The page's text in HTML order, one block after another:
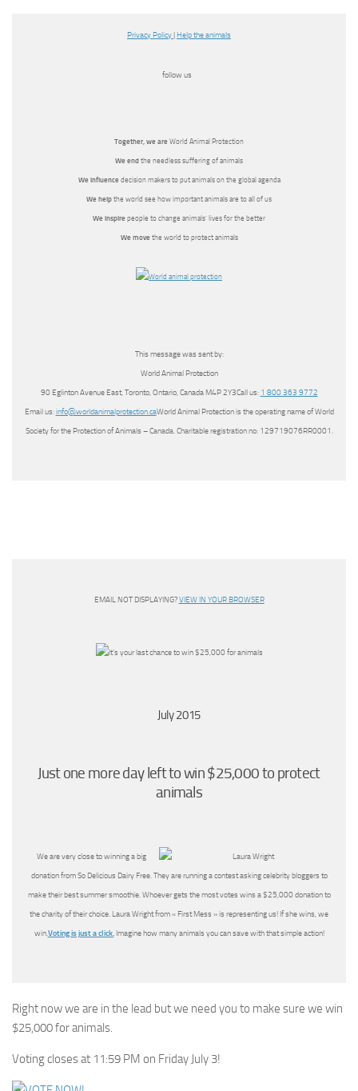
Privacy Policy|Help the animals
follow us
Together, we are World Animal Protection
We end the needless suffering of animals
We influence decision makers to put animals on the global agenda
We help the world see how important animals are to all of us
We inspire people to change animals’ lives for the better
We move the world to protect animals
This message was sent by:
World Animal Protection
90 Eglinton Avenue East, Toronto, Ontario, Canada M4P 2Y3Call us: 1 800 363 9772
Email us:info@worldanimalprotection.caWorld Animal Protection is the operating name of World
Society for the Protection of Animals – Canada. Charitable registration no: 129719076RR0001.
EMAIL NOT DISPLAYING?VIEW IN YOUR BROWSER
July 2015
Just one more day left to win $25,000 to protect
animals
We are very close to winning a big
donation from So Delicious Dairy Free. They are running a contest asking celebrity bloggers to
make their best summer smoothie. Whoever gets the most votes wins a $25,000 donation to
the charity of their choice. Laura Wright from « First Mess » is representing us! If she wins, we
win.Voting is just a click.Imagine how many animals you can save with that simple action!
Right now we are in the lead but we need you to make sure we win
$25,000 for animals.
Voting closes at 11:59 PM on Friday July 3!